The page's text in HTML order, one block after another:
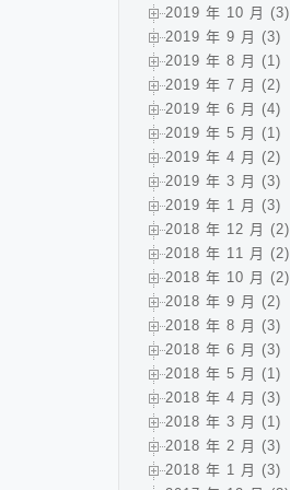
2019 年 10 月 (3)
2019 年 9 月 (3)
2019 年 8 月 (1)
2019 年 7 月 (2)
2019 年 6 月 (4)
2019 年 5 月 (1)
2019 年 4 月 (2)
2019 年 3 月 (3)
2019 年 1 月 (3)
2018 年 12 月 (2)
2018 年 11 月 (2)
2018 年 10 月 (2)
2018 年 9 月 (2)
2018 年 8 月 (3)
2018 年 6 月 (3)
2018 年 5 月 (1)
2018 年 4 月 (3)
2018 年 3 月 (1)
2018 年 2 月 (3)
2018 年 1 月 (3)